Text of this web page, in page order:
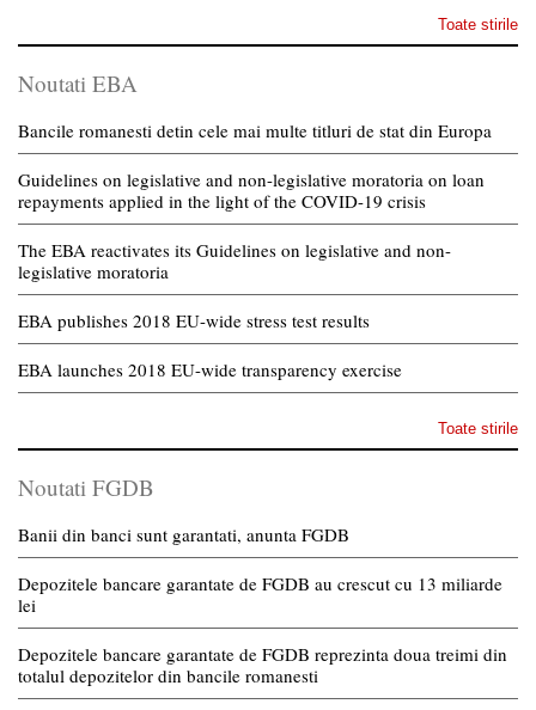
Toate stirile
Noutati EBA
Bancile romanesti detin cele mai multe titluri de stat din Europa
Guidelines on legislative and non-legislative moratoria on loan
repayments applied in the light of the COVID-19 crisis
The EBA reactivates its Guidelines on legislative and non-
legislative moratoria
EBA publishes 2018 EU-wide stress test results
EBA launches 2018 EU-wide transparency exercise
Toate stirile
Noutati FGDB
Banii din banci sunt garantati, anunta FGDB
Depozitele bancare garantate de FGDB au crescut cu 13 miliarde
lei
Depozitele bancare garantate de FGDB reprezinta doua treimi din
totalul depozitelor din bancile romanesti